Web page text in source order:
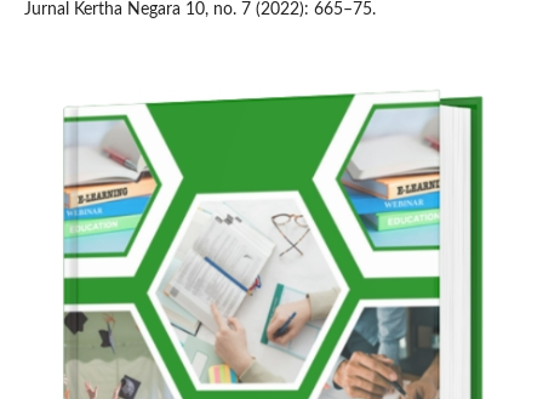
Jurnal Kertha Negara 10, no. 7 (2022): 665–75.